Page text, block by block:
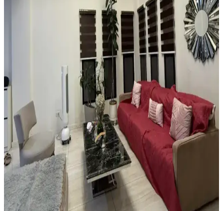
Boho maksimalist oturma odasında turuncu duvarlar, kültürel
maskeler, canlı bitkiler ve doğru halı seçimiyle sıcak, dengeli ve
estetik bir yaşam alanı oluşturuluyor.
Alan Halısı Seçiminde Mekân Uyumu ve UV
Korumasının Önemi Üzerine Detaylı Rehber
Güneş ışığının zemin üzerindeki zararlarını önlemek için alan halısı
seçimi ve UV engelleyici pencere filmi kullanımı önemlidir. Oval
halılar mekâna uyum sağlar, nemli alanlarda ise suyu tutan tepsiler
tercih edilmelidir.
Yatak Odasında Halı Kullanımı ve Dekorasyon
İpuçlarıyla Mekânın Fonksiyonelliğini Artırma
Yatak odasında halı kullanımı mekâna sıcaklık ve fonksiyonellik
katar. Açık renkli halılar, mobilya düzenlemeleri ve bitkilerle odanın
estetiği ve işlevselliği artırılır.
Vintage Yatakların Yatak Odası Düzenine Etkisi ve
Mekâna Uyum Sağlama Yöntemleri